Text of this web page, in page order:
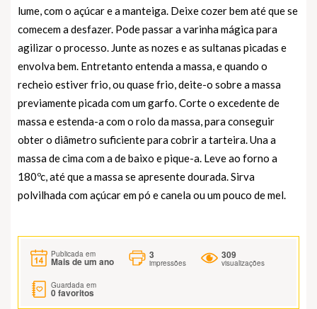
lume, com o açúcar e a manteiga. Deixe cozer bem até que se
comecem a desfazer. Pode passar a varinha mágica para
agilizar o processo. Junte as nozes e as sultanas picadas e
envolva bem. Entretanto entenda a massa, e quando o
recheio estiver frio, ou quase frio, deite-o sobre a massa
previamente picada com um garfo. Corte o excedente de
massa e estenda-a com o rolo da massa, para conseguir
obter o diâmetro suficiente para cobrir a tarteira. Una a
massa de cima com a de baixo e pique-a. Leve ao forno a
180ºc, até que a massa se apresente dourada. Sirva
polvilhada com açúcar em pó e canela ou um pouco de mel.
Publicada em
Mais de um ano
3
impressões
309
visualizações
Guardada em
0favoritos